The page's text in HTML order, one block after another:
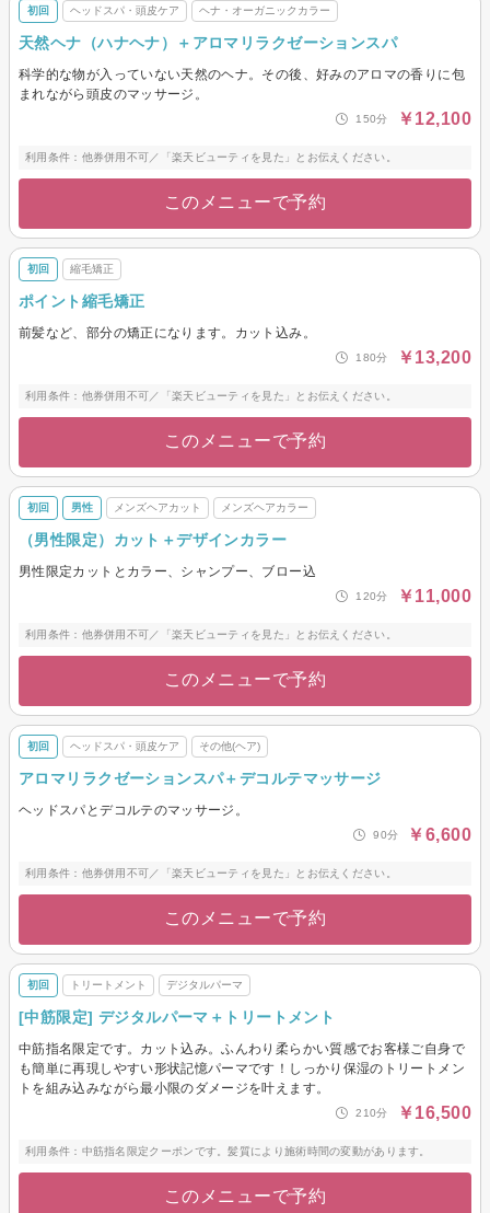
初回 ヘッドスパ・頭皮ケア ヘナ・オーガニックカラー
天然ヘナ（ハナヘナ）＋アロマリラクゼーションスパ
科学的な物が入っていない天然のヘナ。その後、好みのアロマの香りに包
まれながら頭皮のマッサージ。
150分 ￥12,100
利用条件：他券併用不可／「楽天ビューティを見た」とお伝えください。
このメニューで予約
初回 縮毛矯正
ポイント縮毛矯正
前髪など、部分の矯正になります。カット込み。
180分 ￥13,200
利用条件：他券併用不可／「楽天ビューティを見た」とお伝えください。
このメニューで予約
初回 男性 メンズヘアカット メンズヘアカラー
（男性限定）カット＋デザインカラー
男性限定カットとカラー、シャンプー、ブロー込
120分 ￥11,000
利用条件：他券併用不可／「楽天ビューティを見た」とお伝えください。
このメニューで予約
初回 ヘッドスパ・頭皮ケア その他(ヘア)
アロマリラクゼーションスパ＋デコルテマッサージ
ヘッドスパとデコルテのマッサージ。
90分 ￥6,600
利用条件：他券併用不可／「楽天ビューティを見た」とお伝えください。
このメニューで予約
初回 トリートメント デジタルパーマ
[中筋限定] デジタルパーマ＋トリートメント
中筋指名限定です。カット込み。ふんわり柔らかい質感でお客様ご自身で
も簡単に再現しやすい形状記憶パーマです！しっかり保湿のトリートメン
トを組み込みながら最小限のダメージを叶えます。
210分 ￥16,500
利用条件：中筋指名限定クーポンです。髪質により施術時間の変動があります。
このメニューで予約